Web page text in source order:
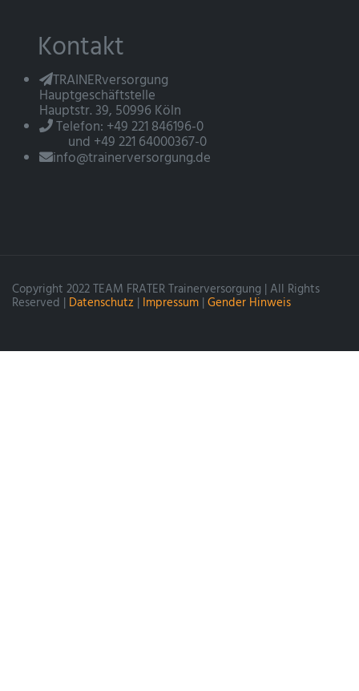
Kontakt
TRAINERversorgung
Hauptgeschäftstelle
Hauptstr. 39, 50996 Köln
Telefon: +49 221 846196-0
und +49 221 64000367-0
info@trainerversorgung.de
Copyright 2022 TEAM FRATER Trainerversorgung | All Rights
Reserved | Datenschutz | Impressum | Gender Hinweis